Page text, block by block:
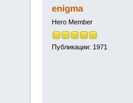
enigma
Hero Member
Публикации: 1971